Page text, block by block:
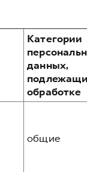
Категории
данных,
обработке
общие